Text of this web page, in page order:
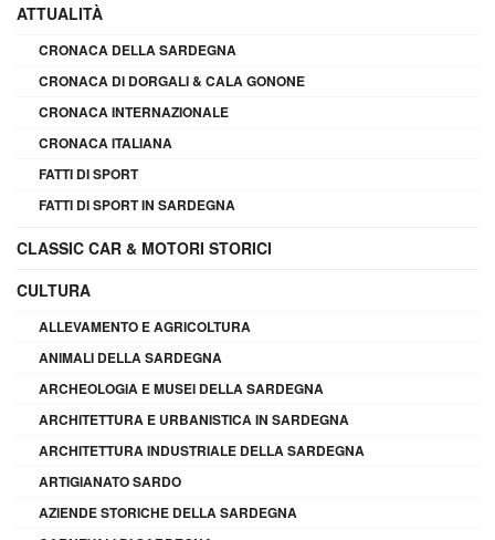
ATTUALITÀ
CRONACA DELLA SARDEGNA
CRONACA DI DORGALI & CALA GONONE
CRONACA INTERNAZIONALE
CRONACA ITALIANA
FATTI DI SPORT
FATTI DI SPORT IN SARDEGNA
CLASSIC CAR & MOTORI STORICI
CULTURA
ALLEVAMENTO E AGRICOLTURA
ANIMALI DELLA SARDEGNA
ARCHEOLOGIA E MUSEI DELLA SARDEGNA
ARCHITETTURA E URBANISTICA IN SARDEGNA
ARCHITETTURA INDUSTRIALE DELLA SARDEGNA
ARTIGIANATO SARDO
AZIENDE STORICHE DELLA SARDEGNA